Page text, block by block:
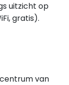
uitzicht op
gratis).
van